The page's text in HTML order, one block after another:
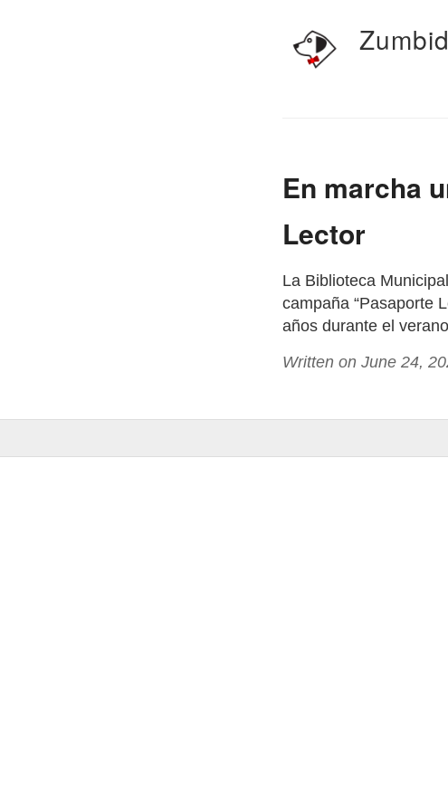
En marcha
Lector
La Biblioteca
campaña “Pasaporte
años durante el
Written on June 24,